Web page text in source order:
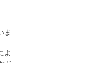
ま
よ